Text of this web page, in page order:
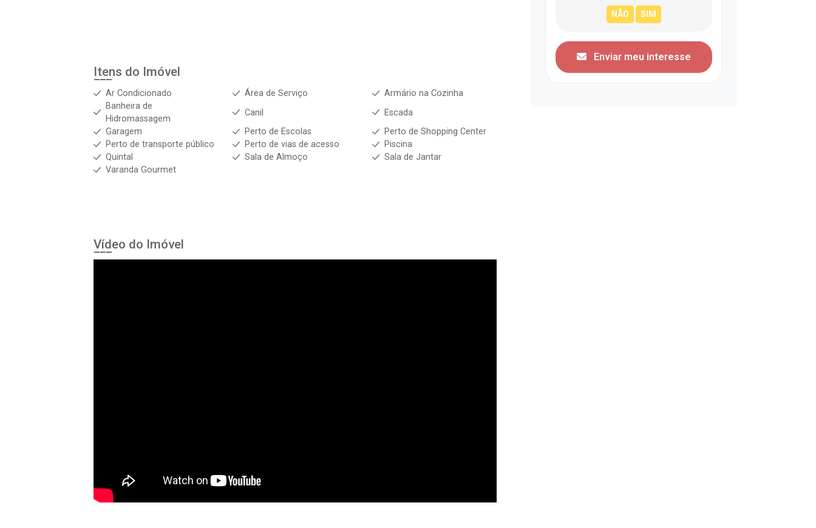
Itens do Imóvel
Ar Condicionado Área de Serviço
Armário na Cozinha
Banheira de
Hidromassagem
Canil
Escada
Garagem
Perto de Escolas
Perto de Shopping Center
Perto de transporte público
Perto de vias de acesso
Piscina
Quintal
Sala de Almoço
Sala de Jantar
Varanda Gourmet
Vídeo do Imóvel
Enviar meu interesse